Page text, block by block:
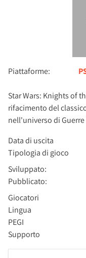
Piattaforme:
Star Wars: Knights of
rifacimento del
nell'universo di Guerre
Data di uscita
Tipologia di gioco
Sviluppato:
Pubblicato:
Giocatori
Lingua
PEGI
Supporto